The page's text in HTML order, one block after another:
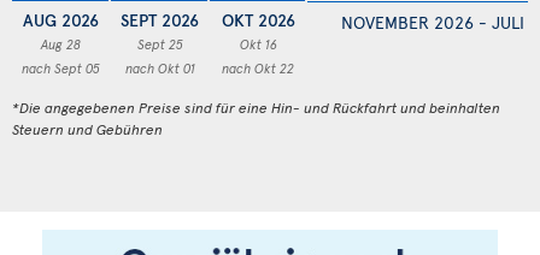
AUG 2026
Aug 28
nach Sept 05
SEPT 2026
Sept 25
nach Okt 01
OKT 2026
Okt 16
nach Okt 22
NOVEMBER 2026 - JULI
*Die angegebenen Preise sind für eine Hin- und Rückfahrt und beinhalten
Steuern und Gebühren